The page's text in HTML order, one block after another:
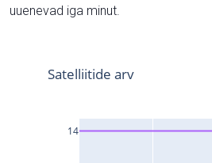
uuenevad iga minut.